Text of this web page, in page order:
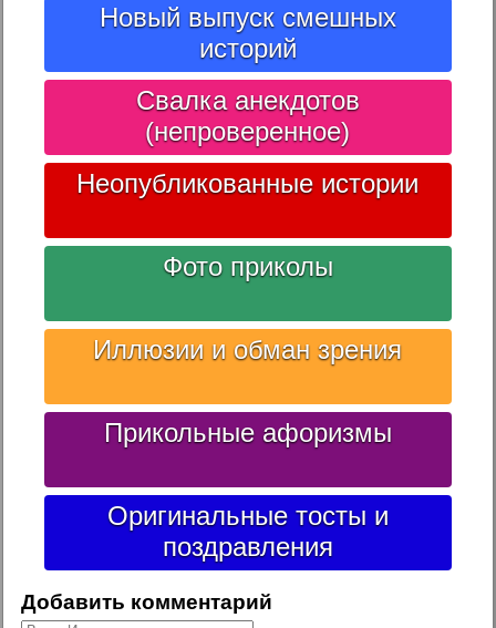
Новый выпуск смешных
историй
Свалка анекдотов
(непроверенное)
Неопубликованные истории
Фото приколы
Иллюзии и обман зрения
Прикольные афоризмы
Оригинальные тосты и
поздравления
Добавить комментарий